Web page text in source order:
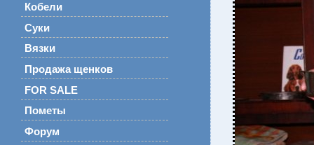
Кобели
Суки
Вязки
Продажа щенков
FOR SALE
Пометы
Форум